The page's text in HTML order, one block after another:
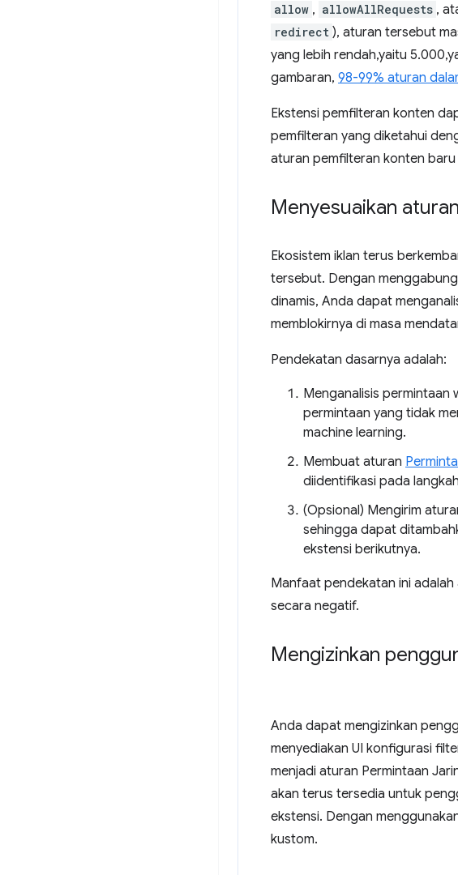
allow , allowAllRequests ,
redirect ), aturan tersebut
yang lebih rendah,yaitu
gambaran, 98-99% aturan
Ekstensi pemfilteran konten
pemfilteran yang diketahui
aturan pemfilteran konten
Menyesuaikan
Ekosistem iklan terus
tersebut. Dengan
dinamis, Anda dapat
memblokirnya di masa
Pendekatan dasarnya adalah:
Menganalisis permintaan
permintaan yang tidak
machine learning.
Membuat aturan
diidentifikasi pada
(Opsional) Mengirim
sehingga dapat
ekstensi berikutnya.
Manfaat pendekatan ini
secara negatif.
Mengizinkan
Anda dapat mengizinkan
menyediakan UI konfigurasi
menjadi aturan Permintaan
akan terus tersedia untuk
ekstensi. Dengan
kustom.